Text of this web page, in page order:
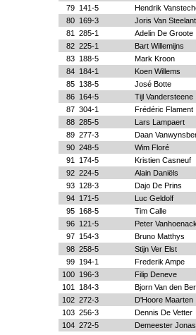
79 141-5
Hendrik
80 169-3
Joris Van Steelant
81
285-1
Adelin De Groote
82 225-1
Bart Willemijns
83 188-5
Mark Kroon
84 184-1
Koen Willems
85 138-5
José Botte
86 164-5
Tijl Vandersteene
87 304-1
Frédéric Flament
88 285-5
Lars Lampaert
89 277-3
Daan
90 248-5
Wim Floré
91
174-5
Kristien Casneuf
92 224-5
Alain Daniëls
93 128-3
Dajo De Prins
94 171-5
Luc Geldolf
95 168-5
Tim Calle
96 121-5
Peter
97 154-3
Bruno Matthys
98 258-5
Stijn Ver Elst
99 194-1
Frederik Ampe
100 196-3
Filip Deneve
101
184-3
Bjorn Van den
102 272-3
D'Hoore Maarten
103 256-3
Dennis De Vetter
104 272-5
Demeester Jonas